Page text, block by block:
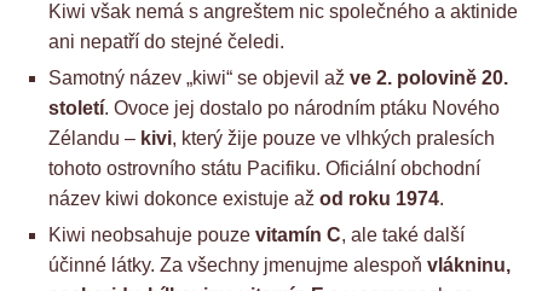
Kiwi však nemá s angreštem nic společného a aktinide
ani nepatří do stejné čeledi.
Samotný název „kiwi“ se objevil až ve 2. polovině 20.
století. Ovoce jej dostalo po národním ptáku Nového
Zélandu – kivi, který žije pouze ve vlhkých pralesích
tohoto ostrovního státu Pacifiku. Oficiální obchodní
název kiwi dokonce existuje až od roku 1974.
Kiwi neobsahuje pouze vitamín C, ale také další
účinné látky. Za všechny jmenujme alespoň vlákninu,